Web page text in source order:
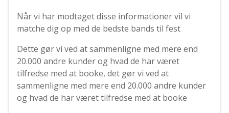
Når vi har modtaget disse informationer vil vi
matche dig op med de bedste bands til fest
Dette gør vi ved at sammenligne med mere end
20.000 andre kunder og hvad de har været
tilfredse med at booke, det gør vi ved at
sammenligne med mere end 20.000 andre kunder
og hvad de har været tilfredse med at booke